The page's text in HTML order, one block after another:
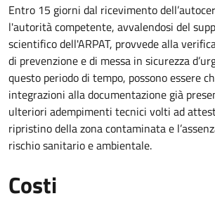
Entro 15 giorni dal ricevimento
l'autorità competente, avvalendosi del
scientifico dell'ARPAT, provvede alla
di prevenzione e di messa in sicurezza
questo periodo di tempo, possono essere
integrazioni alla documentazione già
ulteriori adempimenti tecnici volti ad
ripristino della zona contaminata e
rischio sanitario e ambientale.
Costi